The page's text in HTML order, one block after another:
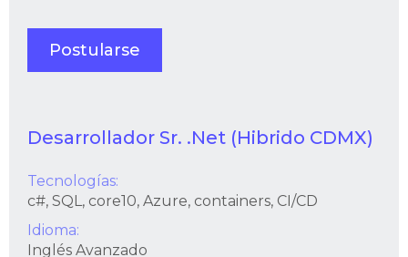
Postularse
Desarrollador Sr. .Net (Hibrido CDMX)
Tecnologías:
c#, SQL, core10, Azure, containers, CI/CD
Idioma:
Inglés Avanzado